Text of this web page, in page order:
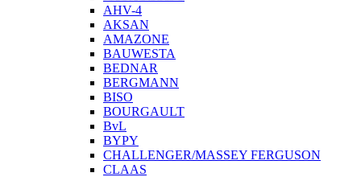
AHV-4
AKSAN
AMAZONE
BAUWESTA
BEDNAR
BERGMANN
BISO
BOURGAULT
BvL
BYPY
CHALLENGER/MASSEY FERGUSON
CLAAS